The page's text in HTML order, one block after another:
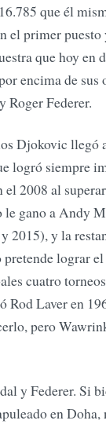
que él
el primer
que hoy en
encima de sus
Roger Federer.
Djokovic llegó
logró siempre
2008 al
gano a Andy
2015), y la
lograr
cuatro
Rod Laver en
pero
y Federer. Si
en Doha,